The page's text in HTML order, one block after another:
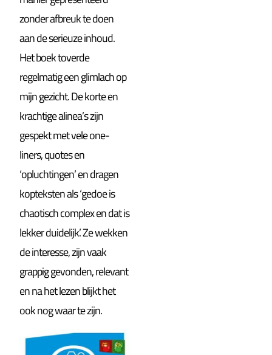
zonder afbreuk te doen
aan de serieuze inhoud.
Het boek toverde
regelmatig een glimlach op
mijn gezicht. De korte en
krachtige alinea’s zijn
gespekt met vele one-
liners, quotes en
‘opluchtingen’ en dragen
kopteksten als ‘gedoe is
chaotisch complex en dat is
lekker duidelijk’. Ze wekken
de interesse, zijn vaak
grappig gevonden, relevant
en na het lezen blijkt het
ook nog waar te zijn.